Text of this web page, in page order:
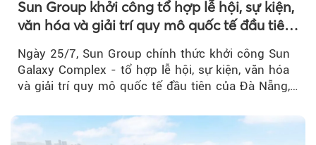
Sun Group khởi công tổ hợp lễ hội, sự kiện,
văn hóa và giải trí quy mô quốc tế đầu tiên
Ngày 25/7, Sun Group chính thức khởi công Sun
Galaxy Complex - tổ hợp lễ hội, sự kiện, văn hóa
và giải trí quy mô quốc tế đầu tiên của Đà Nẵng,…